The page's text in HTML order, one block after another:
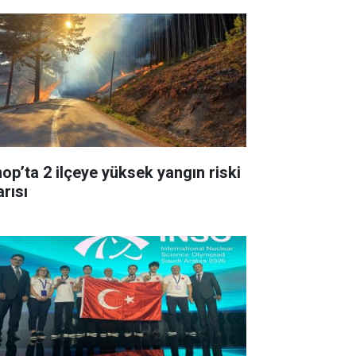
2 ilçeye yüksek yangın riski